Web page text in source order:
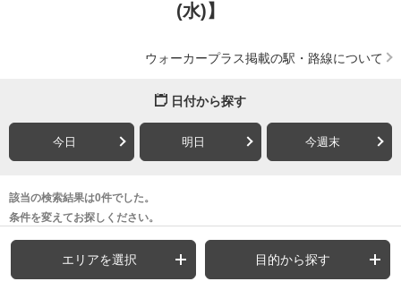
(水)】
ウォーカープラス掲載の駅・路線について
日付から探す
今日 明日 今週末
該当の検索結果は0件でした。
条件を変えてお探しください。
エリアを選択 目的から探す